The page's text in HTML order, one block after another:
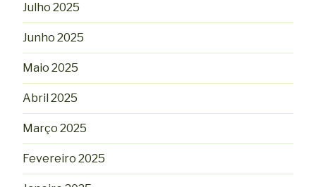
Julho 2025
Junho 2025
Maio 2025
Abril 2025
Março 2025
Fevereiro 2025